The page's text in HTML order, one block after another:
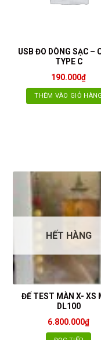
USB ĐO DÒNG SẠC –
TYPE C
190.000₫
THÊM VÀO GIỎ HÀNG
HẾT HÀNG
ĐẾ TEST MÀN X- XS
DL100
6.800.000₫